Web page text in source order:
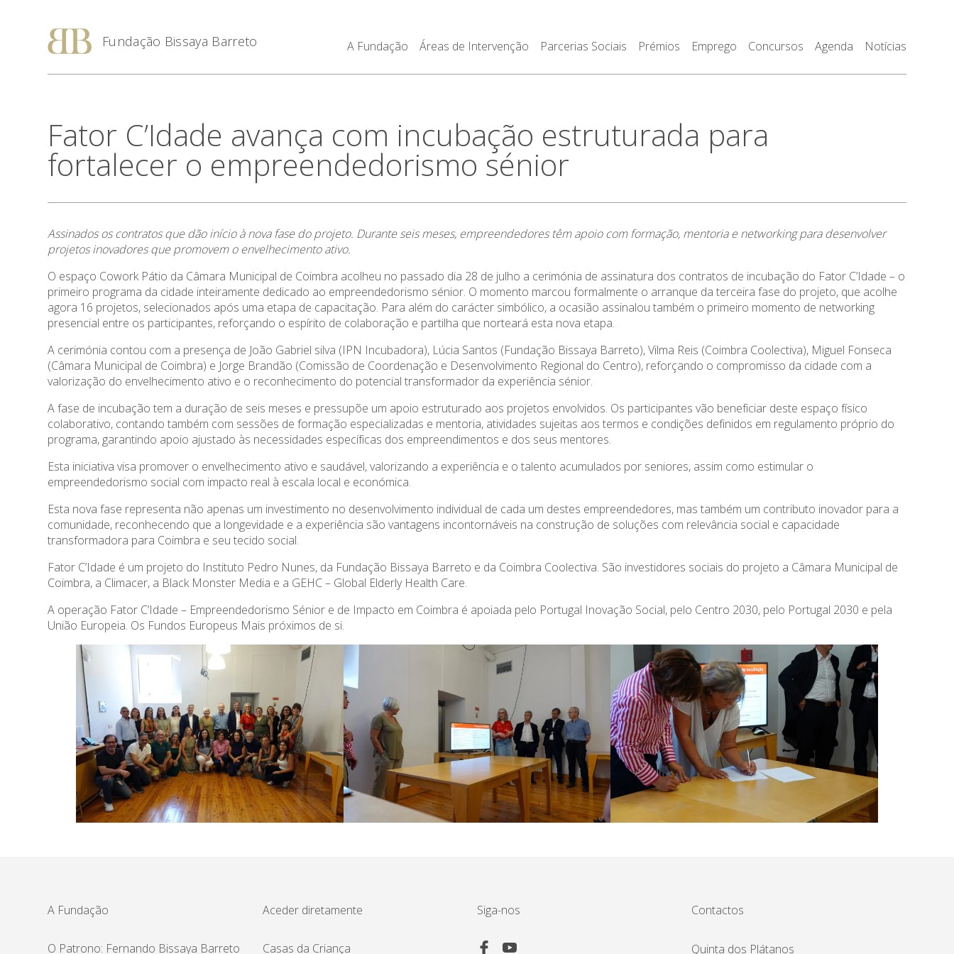
Fundação Bissaya Barreto A Fundação Áreas de Intervenção Parcerias Sociais Prémios Emprego Concursos Agenda Notícias
Fator C’Idade avança com incubação estruturada para
fortalecer o empreendedorismo sénior
Assinados os contratos que dão início à nova fase do projeto. Durante seis meses, empreendedores têm apoio com formação, mentoria e networking para desenvolver
projetos inovadores que promovem o envelhecimento ativo.
O espaço Cowork Pátio da Câmara Municipal de Coimbra acolheu no passado dia 28 de julho a cerimónia de assinatura dos contratos de incubação do Fator C’Idade – o
primeiro programa da cidade inteiramente dedicado ao empreendedorismo sénior. O momento marcou formalmente o arranque da terceira fase do projeto, que acolhe
agora 16 projetos, selecionados após uma etapa de capacitação. Para além do carácter simbólico, a ocasião assinalou também o primeiro momento de networking
presencial entre os participantes, reforçando o espírito de colaboração e partilha que norteará esta nova etapa.
A cerimónia contou com a presença de João Gabriel silva (IPN Incubadora), Lúcia Santos (Fundação Bissaya Barreto), Vilma Reis (Coimbra Coolectiva), Miguel Fonseca
(Câmara Municipal de Coimbra) e Jorge Brandão (Comissão de Coordenação e Desenvolvimento Regional do Centro), reforçando o compromisso da cidade com a
valorização do envelhecimento ativo e o reconhecimento do potencial transformador da experiência sénior.
A fase de incubação tem a duração de seis meses e pressupõe um apoio estruturado aos projetos envolvidos. Os participantes vão beneficiar deste espaço físico
colaborativo, contando também com sessões de formação especializadas e mentoria, atividades sujeitas aos termos e condições definidos em regulamento próprio do
programa, garantindo apoio ajustado às necessidades específicas dos empreendimentos e dos seus mentores.
Esta iniciativa visa promover o envelhecimento ativo e saudável, valorizando a experiência e o talento acumulados por seniores, assim como estimular o
empreendedorismo social com impacto real à escala local e económica.
Esta nova fase representa não apenas um investimento no desenvolvimento individual de cada um destes empreendedores, mas também um contributo inovador para a
comunidade, reconhecendo que a longevidade e a experiência são vantagens incontornáveis na construção de soluções com relevância social e capacidade
transformadora para Coimbra e seu tecido social.
Fator C’Idade é um projeto do Instituto Pedro Nunes, da Fundação Bissaya Barreto e da Coimbra Coolectiva. São investidores sociais do projeto a Câmara Municipal de
Coimbra, a Climacer, a Black Monster Media e a GEHC – Global Elderly Health Care.
A operação Fator C’Idade – Empreendedorismo Sénior e de Impacto em Coimbra é apoiada pelo Portugal Inovação Social, pelo Centro 2030, pelo Portugal 2030 e pela
União Europeia. Os Fundos Europeus Mais próximos de si.
A Fundação
O Patrono: Fernando Bissaya Barreto
Aceder diretamente
Casas da Criança
Siga-nos Contactos
Quinta dos Plátanos